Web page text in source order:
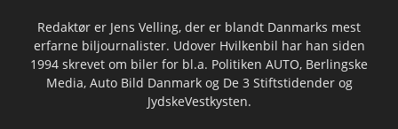
Redaktør er Jens Velling, der er blandt Danmarks mest
erfarne biljournalister. Udover Hvilkenbil har han siden
1994 skrevet om biler for bl.a. Politiken AUTO, Berlingske
Media, Auto Bild Danmark og De 3 Stiftstidender og
JydskeVestkysten.